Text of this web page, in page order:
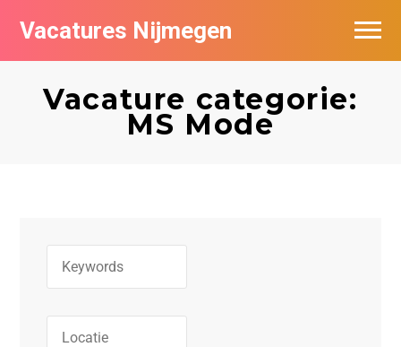
Vacatures Nijmegen
Vacature categorie:
MS Mode
Vacatures per bedrijf
De populairste vacatures in Nijmegen